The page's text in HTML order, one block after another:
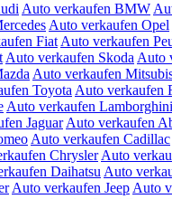
Auto verkaufen BMW
Auto verkaufen Opel
Fiat Auto verkaufen
Auto verkaufen Skoda Auto
Auto verkaufen
Toyota Auto verkaufen
Auto verkaufen Lamborghini
Jaguar Auto verkaufen
Auto verkaufen Cadillac
Chrysler Auto
Daihatsu Auto
Auto verkaufen Jeep Auto